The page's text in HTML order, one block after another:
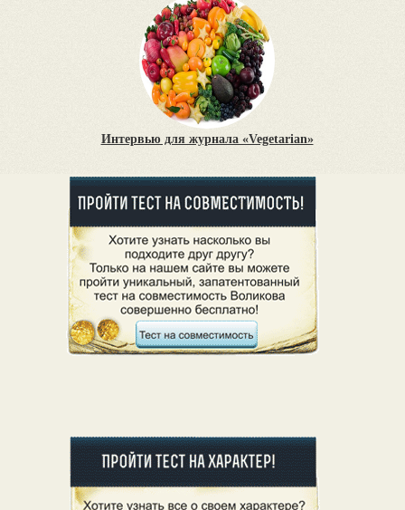
Интервью для журнала «Vegetarian»